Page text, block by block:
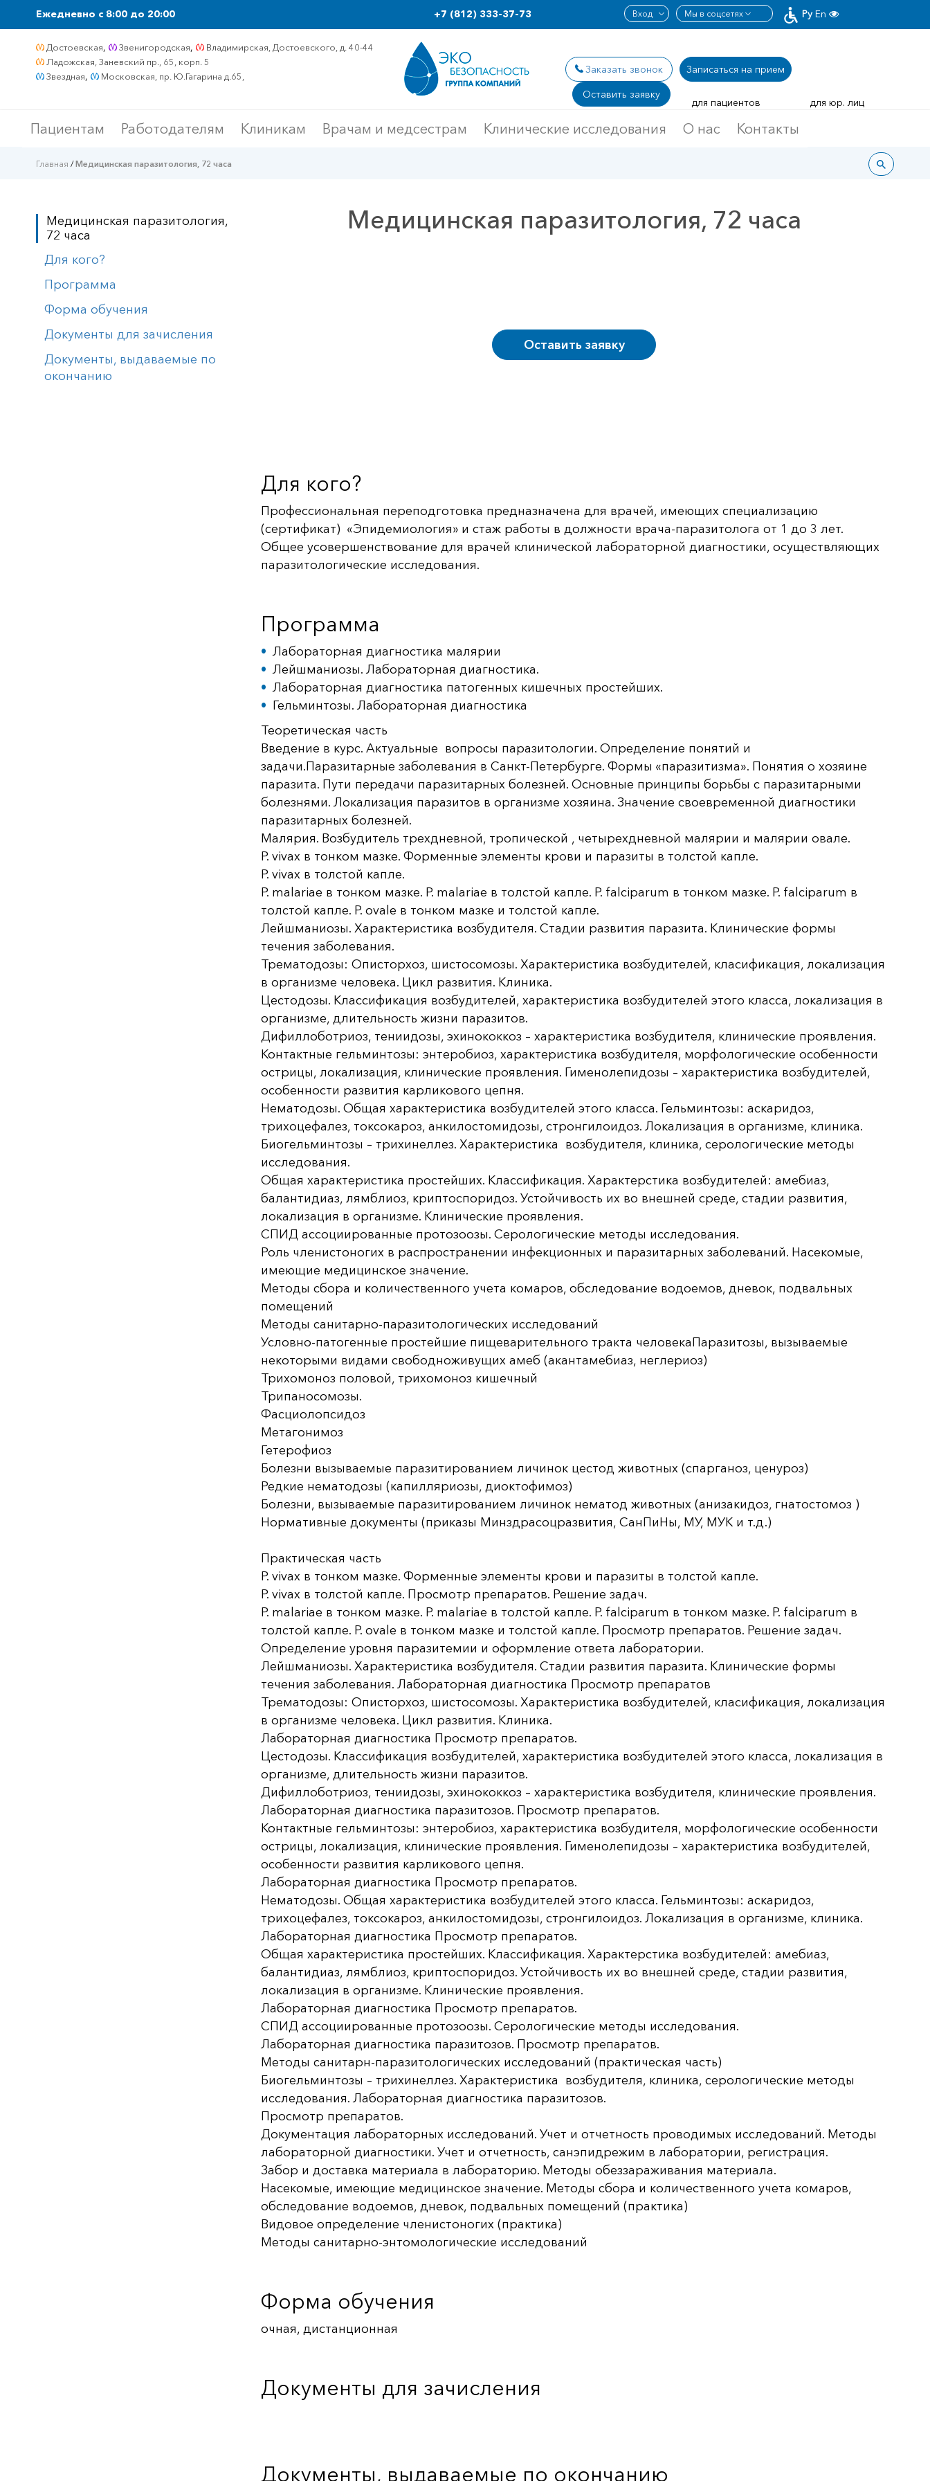
Ежедневно c 8:00 до 20:00 +7 (812) 333-37-73 Ру En
Достоевская, Звенигородская,
Владимирская, Достоевского, д. 40-44
Ладожская, Заневский пр., 65, корп. 5
Звездная, Московская, пр. Ю.Гагарина д.65,
Заказать звонок Записаться на прием
Оставить заявку
для пациентов для юр. лиц
Пациентам Работодателям Клиникам Врачам и медсестрам Клинические исследования О нас Контакты
Главная /Медицинская паразитология, 72 часа
Медицинская паразитология,
72 часа
Для кого?
Программа
Форма обучения
Документы для зачисления
Документы, выдаваемые по
окончанию
Медицинская паразитология, 72 часа
Оставить заявку
Для кого?
Профессиональная переподготовка предназначена для врачей, имеющих специализацию
(сертификат) «Эпидемиология» и стаж работы в должности врача-паразитолога от 1 до 3 лет.
Общее усовершенствование для врачей клинической лабораторной диагностики, осуществляющих
паразитологические исследования.
Программа
Лабораторная диагностика малярии
Лейшманиозы. Лабораторная диагностика.
Лабораторная диагностика патогенных кишечных простейших.
Гельминтозы. Лабораторная диагностика
Теоретическая часть
Введение в курс. Актуальные вопросы паразитологии. Определение понятий и
задачи.Паразитарные заболевания в Санкт-Петербурге. Формы «паразитизма». Понятия о хозяине
паразита. Пути передачи паразитарных болезней. Основные принципы борьбы с паразитарными
болезнями. Локализация паразитов в организме хозяина. Значение своевременной диагностики
паразитарных болезней.
Малярия. Возбудитель трехдневной, тропической , четырехдневной малярии и малярии овале.
P. vivax в тонком мазке. Форменные элементы крови и паразиты в толстой капле.
P. vivax в толстой капле.
P. malariae в тонком мазке. P. malariae в толстой капле. P. falciparum в тонком мазке. P. falciparum в
толстой капле. P. ovale в тонком мазке и толстой капле.
Лейшманиозы. Характеристика возбудителя. Стадии развития паразита. Клинические формы
течения заболевания.
Трематодозы: Описторхоз, шистосомозы. Характеристика возбудителей, класификация, локализация
в организме человека. Цикл развития. Клиника.
Цестодозы. Классификация возбудителей, характеристика возбудителей этого класса, локализация в
организме, длительность жизни паразитов.
Дифиллоботриоз, тениидозы, эхинококкоз – характеристика возбудителя, клинические проявления.
Контактные гельминтозы: энтеробиоз, характеристика возбудителя, морфологические особенности
острицы, локализация, клинические проявления. Гименолепидозы – характеристика возбудителей,
особенности развития карликового цепня.
Нематодозы. Общая характеристика возбудителей этого класса. Гельминтозы: аскаридоз,
трихоцефалез, токсокароз, анкилостомидозы, стронгилоидоз. Локализация в организме, клиника.
Биогельминтозы – трихинеллез. Характеристика возбудителя, клиника, серологические методы
исследования.
Общая характеристика простейших. Классификация. Характерстика возбудителей: амебиаз,
балантидиаз, лямблиоз, криптоспоридоз. Устойчивость их во внешней среде, стадии развития,
локализация в организме. Клинические проявления.
СПИД ассоциированные протозоозы. Серологические методы исследования.
Роль членистоногих в распространении инфекционных и паразитарных заболеваний. Насекомые,
имеющие медицинское значение.
Методы сбора и количественного учета комаров, обследование водоемов, дневок, подвальных
помещений
Методы санитарно-паразитологических исследований
Условно-патогенные простейшие пищеварительного тракта человекаПаразитозы, вызываемые
некоторыми видами свободноживущих амеб (акантамебиаз, неглериоз)
Трихомоноз половой, трихомоноз кишечный
Трипаносомозы.
Фасциолопсидоз
Метагонимоз
Гетерофиоз
Болезни вызываемые паразитированием личинок цестод животных (спарганоз, ценуроз)
Редкие нематодозы (капилляриозы, диоктофимоз)
Болезни, вызываемые паразитированием личинок нематод животных (анизакидоз, гнатостомоз )
Нормативные документы (приказы Минздрасоцразвития, СанПиНы, МУ, МУК и т.д.)
Практическая часть
P. vivax в тонком мазке. Форменные элементы крови и паразиты в толстой капле.
P. vivax в толстой капле. Просмотр препаратов. Решение задач.
P. malariae в тонком мазке. P. malariae в толстой капле. P. falciparum в тонком мазке. P. falciparum в
толстой капле. P. ovale в тонком мазке и толстой капле. Просмотр препаратов. Решение задач.
Определение уровня паразитемии и оформление ответа лаборатории.
Лейшманиозы. Характеристика возбудителя. Стадии развития паразита. Клинические формы
течения заболевания. Лабораторная диагностика Просмотр препаратов
Трематодозы: Описторхоз, шистосомозы. Характеристика возбудителей, класификация, локализация
в организме человека. Цикл развития. Клиника.
Лабораторная диагностика Просмотр препаратов.
Цестодозы. Классификация возбудителей, характеристика возбудителей этого класса, локализация в
организме, длительность жизни паразитов.
Дифиллоботриоз, тениидозы, эхинококкоз – характеристика возбудителя, клинические проявления.
Лабораторная диагностика паразитозов. Просмотр препаратов.
Контактные гельминтозы: энтеробиоз, характеристика возбудителя, морфологические особенности
острицы, локализация, клинические проявления. Гименолепидозы – характеристика возбудителей,
особенности развития карликового цепня.
Лабораторная диагностика Просмотр препаратов.
Нематодозы. Общая характеристика возбудителей этого класса. Гельминтозы: аскаридоз,
трихоцефалез, токсокароз, анкилостомидозы, стронгилоидоз. Локализация в организме, клиника.
Лабораторная диагностика Просмотр препаратов.
Общая характеристика простейших. Классификация. Характерстика возбудителей: амебиаз,
балантидиаз, лямблиоз, криптоспоридоз. Устойчивость их во внешней среде, стадии развития,
локализация в организме. Клинические проявления.
Лабораторная диагностика Просмотр препаратов.
СПИД ассоциированные протозоозы. Серологические методы исследования.
Лабораторная диагностика паразитозов. Просмотр препаратов.
Методы санитарн-паразитологических исследований (практическая часть)
Биогельминтозы – трихинеллез. Характеристика возбудителя, клиника, серологические методы
исследования. Лабораторная диагностика паразитозов.
Просмотр препаратов.
Документация лабораторных исследований. Учет и отчетность проводимых исследований. Методы
лабораторной диагностики. Учет и отчетность, санэпидрежим в лаборатории, регистрация.
Забор и доставка материала в лабораторию. Методы обеззараживания материала.
Насекомые, имеющие медицинское значение. Методы сбора и количественного учета комаров,
обследование водоемов, дневок, подвальных помещений (практика)
Видовое определение членистоногих (практика)
Методы санитарно-энтомологические исследований
Форма обучения
очная, дистанционная
Документы для зачисления
Документы, выдаваемые по окончанию